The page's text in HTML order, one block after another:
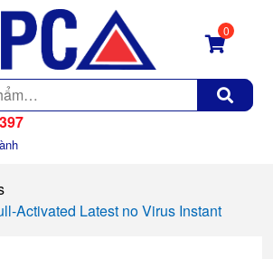
0
Activated Latest no Virus Instant